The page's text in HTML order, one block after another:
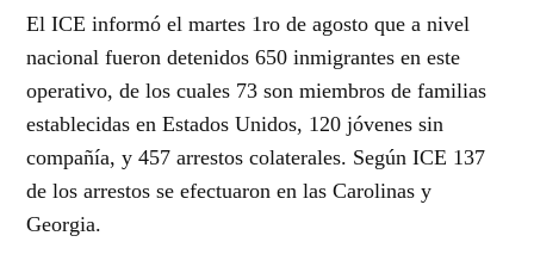
El ICE informó el martes 1ro de agosto que a nivel
nacional fueron detenidos 650 inmigrantes en este
operativo, de los cuales 73 son miembros de familias
establecidas en Estados Unidos, 120 jóvenes sin
compañía, y 457 arrestos colaterales. Según ICE 137
de los arrestos se efectuaron en las Carolinas y
Georgia.